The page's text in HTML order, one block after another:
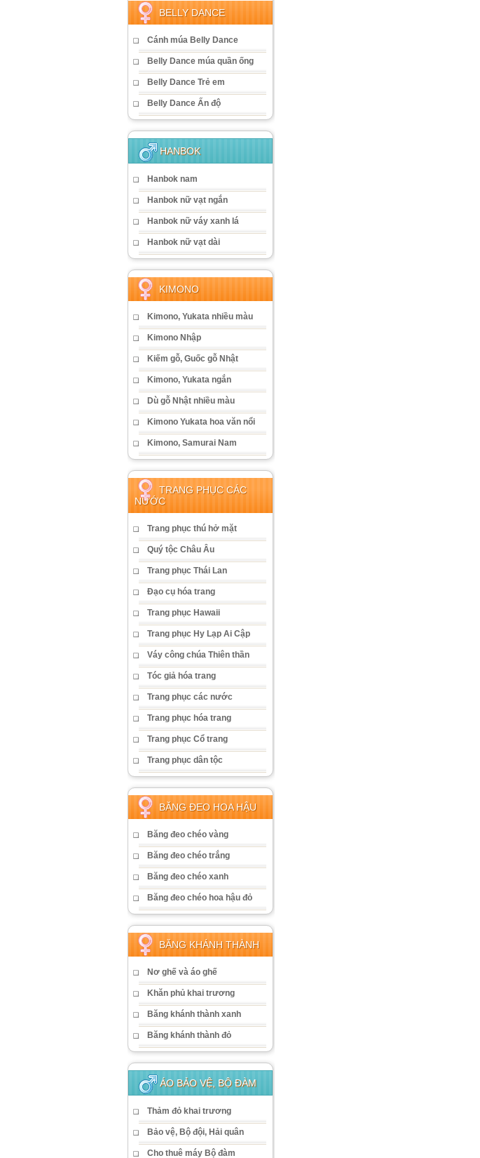
BELLY DANCE
Cánh múa Belly Dance
Belly Dance múa quần ống
Belly Dance Trẻ em
Belly Dance Ấn độ
HANBOK
Hanbok nam
Hanbok nữ vạt ngắn
Hanbok nữ váy xanh lá
Hanbok nữ vạt dài
KIMONO
Kimono, Yukata nhiều màu
Kimono Nhập
Kiếm gỗ, Guốc gỗ Nhật
Kimono, Yukata ngắn
Dù gỗ Nhật nhiều màu
Kimono Yukata hoa văn nổi
Kimono, Samurai Nam
TRANG PHỤC CÁC
NƯỚC
Trang phục thú hở mặt
Quý tộc Châu Âu
Trang phục Thái Lan
Đạo cụ hóa trang
Trang phục Hawaii
Trang phục Hy Lạp Ai Cập
Váy công chúa Thiên thần
Tóc giả hóa trang
Trang phục các nước
Trang phục hóa trang
Trang phục Cổ trang
Trang phục dân tộc
BĂNG ĐEO HOA HẬU
Băng đeo chéo vàng
Băng đeo chéo trắng
Băng đeo chéo xanh
Băng đeo chéo hoa hậu đỏ
BĂNG KHÁNH THÀNH
Nơ ghế và áo ghế
Khăn phủ khai trương
Băng khánh thành xanh
Băng khánh thành đỏ
ÁO BẢO VỆ, BỘ ĐÀM
Thảm đỏ khai trương
Bảo vệ, Bộ đội, Hải quân
Cho thuê máy Bộ đàm